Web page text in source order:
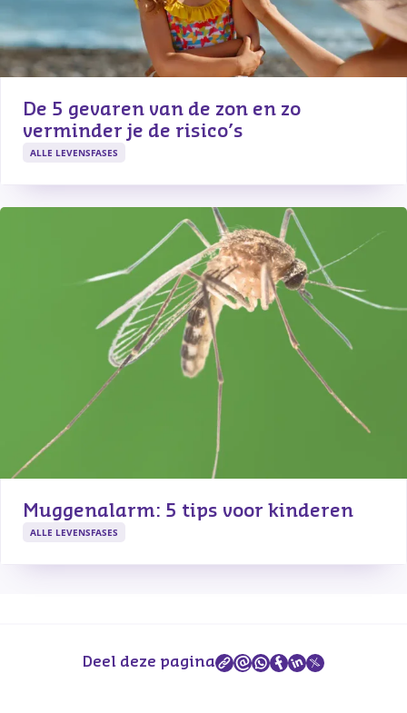
De 5 gevaren van de zon en zo
verminder je de risico’s
ALLE LEVENSFASES
Muggenalarm: 5 tips voor kinderen
ALLE LEVENSFASES
Deel deze pagina